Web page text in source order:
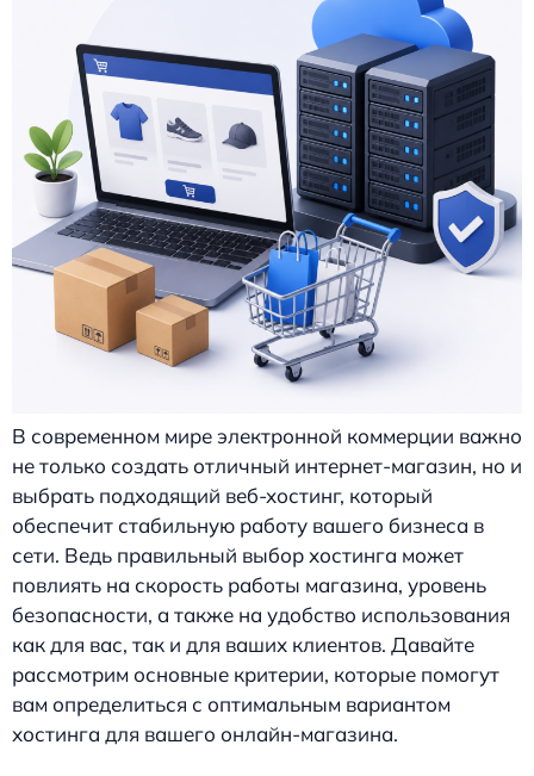
В современном мире электронной коммерции важно
не только создать отличный интернет-магазин, но и
выбрать подходящий веб-хостинг, который
обеспечит стабильную работу вашего бизнеса в
сети. Ведь правильный выбор хостинга может
повлиять на скорость работы магазина, уровень
безопасности, а также на удобство использования
как для вас, так и для ваших клиентов. Давайте
рассмотрим основные критерии, которые помогут
вам определиться с оптимальным вариантом
хостинга для вашего онлайн-магазина.